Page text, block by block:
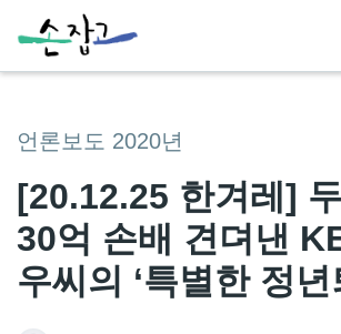
언론보도 2020년
[20.12.25 한겨레]
30억 손배 견뎌낸
우씨의 ‘특별한 정년